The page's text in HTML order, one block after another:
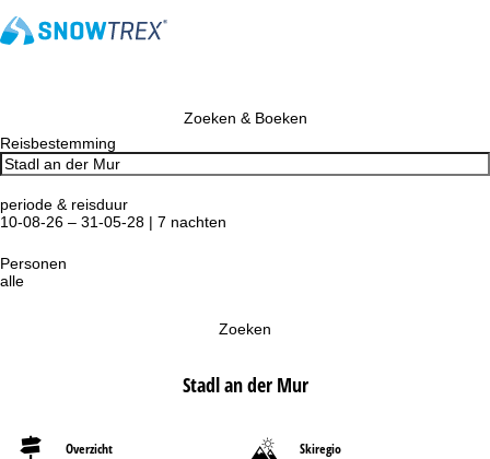
Zoeken & Boeken
Reisbestemming
periode & reisduur
10-08-26 – 31-05-28 | 7 nachten
Personen
alle
Zoeken
Stadl an der Mur
Overzicht Skiregio